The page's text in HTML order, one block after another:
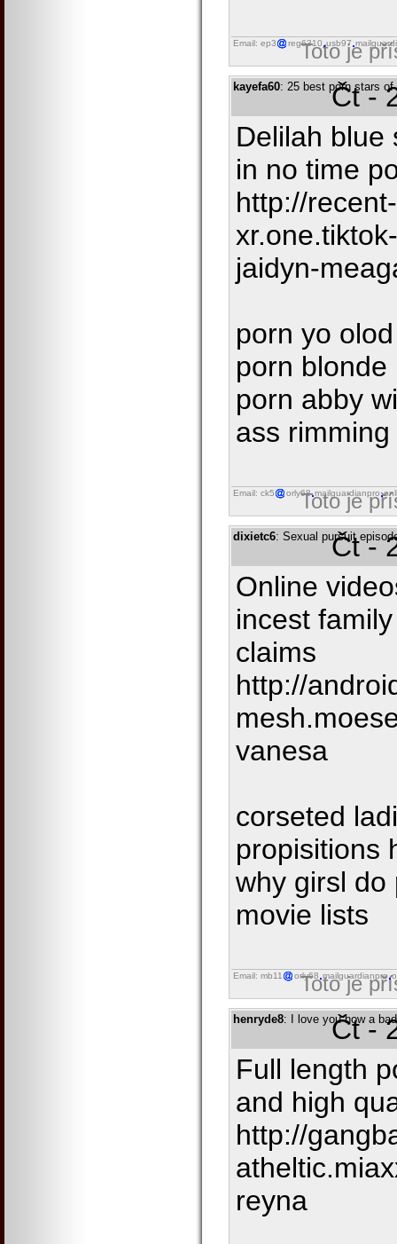
Email: ep3 reg6310 usb97
Toto je
kayefa60: 25 best porn stars
Čt -
Delilah blue
in no time
http://
jaidyn-
porn yo
porn
porn abby
ass rimming
Email: ck5 orly68 mailguardianpro
Toto je
dixietc6: Sexual pursuit
Čt -
Online
incest
claims
http://
vanesa
corseted
propisitions
why girsl do
movie lists
Email: mb11 orly68 mailguardianpro
Toto je
henryde8: I love you how a
Čt -
Full length
and high
http://
reyna